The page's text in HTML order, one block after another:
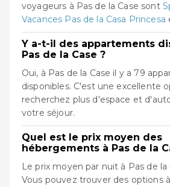
voyageurs à Pas de la Case sont
Vacances Pas de la Casa Princesa
Y a-t-il des appartements
Pas de la Case ?
Oui, à Pas de la Case il y a 79
disponibles. C'est une excellente
recherchez plus d'espace et
votre séjour.
Quel est le prix moyen des
hébergements à Pas de la
Le prix moyen par nuit à Pas de la
Vous pouvez trouver des options